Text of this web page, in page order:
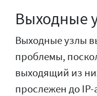
Выходные
Выходные узлы
проблемы,
выходящий из
прослежен до IP-